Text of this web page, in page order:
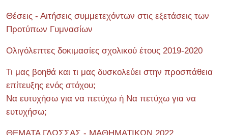
Θέσεις - Αιτήσεις συμμετεχόντων στις εξετάσεις των
Προτύπων Γυμνασίων
Ολιγόλεπτες δοκιμασίες σχολικού έτους 2019-2020
Τι μας βοηθά και τι μας δυσκολεύει στην προσπάθεια
επίτευξης ενός στόχου;
Να ευτυχήσω για να πετύχω ή Να πετύχω για να
ευτυχήσω;